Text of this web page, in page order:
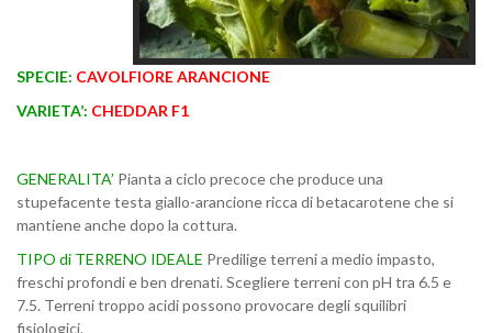
SPECIE: CAVOLFIORE ARANCIONE
VARIETA’: CHEDDAR F1
GENERALITA’ Pianta a ciclo precoce che produce una
stupefacente testa giallo-arancione ricca di betacarotene che si
mantiene anche dopo la cottura.
TIPO di TERRENO IDEALE Predilige terreni a medio impasto,
freschi profondi e ben drenati. Scegliere terreni con pH tra 6.5 e
7.5. Terreni troppo acidi possono provocare degli squilibri
fisiologici.